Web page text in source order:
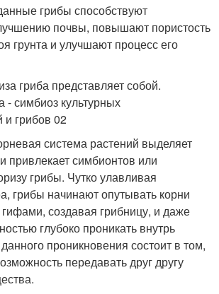
грибы способствуют
почвы, повышают пористость
грунта и улучшают процесс его
система растений выделяет
привлекает симбионтов или
грибы. Чутко улавливая
грибы начинают опутывать корни
создавая грибницу, и даже
глубоко проникать внутрь
проникновения состоит в том,
передавать друг другу